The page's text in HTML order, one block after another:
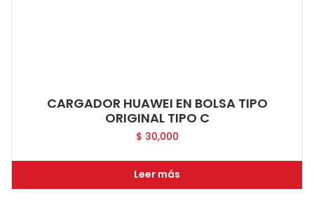
CARGADOR HUAWEI EN BOLSA TIPO
ORIGINAL TIPO C
$ 30,000
Leer más